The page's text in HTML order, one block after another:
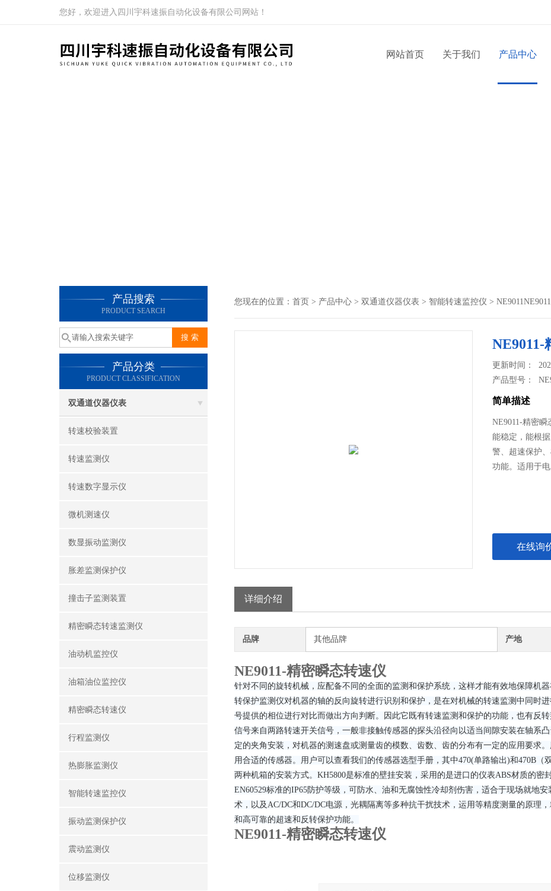
您好，欢迎进入四川宇科速振自动化设备有限公司网站！
网站首页 关于我们 产品中心
产品搜索
PRODUCT SEARCH
产品分类
PRODUCT CLASSIFICATION
双通道仪器仪表
转速校验装置
转速监测仪
转速数字显示仪
微机测速仪
数显振动监测仪
胀差监测保护仪
撞击子监测装置
精密瞬态转速监测仪
油动机监控仪
油箱油位监控仪
精密瞬态转速仪
行程监测仪
热膨胀监测仪
智能转速监控仪
振动监测保护仪
震动监测仪
位移监测仪
您现在的位置： 首页 > 产品中心 > 双通道仪器仪表 > 智能转速监控仪 >
NE9011-
更新时间：
产品型号：
简单描述
NE9011-精密
能稳定，能根
警、超速保护
功能。适用于
在线询
详细介绍
品牌 其他品牌 产地
NE9011-精密瞬态转速仪
针对不同的旋转机械，应配备不同的全面的监测和保护系统，这样才能有效地保障机
转保护监测仪对机器的轴的反向旋转进行识别和保护，是在对机械的转速监测中同时
号提供的相位进行对比而做出方向判断。因此它既有转速监测和保护的功能，也有反
信号来自两路转速开关信号，一般非接触传感器的探头沿径向以适当间隙安装在轴系
定的夹角安装，对机器的测速盘或测量齿的模数、齿数、齿的分布有一定的应用要求
用合适的传感器。用户可以查看我们的传感器选型手册，其中470(单路输出)和470B（
两种机箱的安装方式。KH5800是标准的壁挂安装，采用的是进口的仪表ABS材质的
EN60529标准的IP65防护等级，可防水、油和无腐蚀性冷却剂伤害，适合于现场就地
术，以及AC/DC和DC/DC电源，光耦隔离等多种抗干扰技术，运用等精度测量的原理
和高可靠的超速和反转保护功能。
NE9011-精密瞬态转速仪